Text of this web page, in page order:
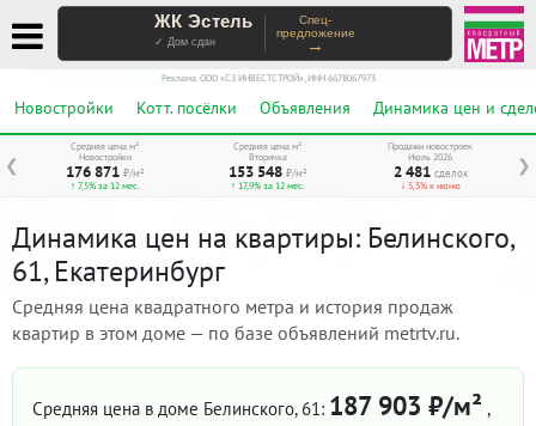
ЖК Эстель
✓ Дом сдан
Спец-
предложение
→
Реклама. ООО «СЗ ИНВЕСТСТРОЙ», ИНН 6678067973
Новостройки Котт. посёлки Объявления Динамика цен и
❮ ❯
Средняя цена м²
Новостройки
176 871 ₽/м²
↑ 7,5% за 12 мес.
Средняя цена м²
Вторичка
153 548 ₽/м²
↑ 17,9% за 12 мес.
Продажи новостроек
Июль 2026
2 481 сделок
↓ 5,3% к июню
Динамика цен на квартиры: Белинского,
61, Екатеринбург
Средняя цена квадратного метра и история продаж
квартир в этом доме — по базе объявлений metrtv.ru.
Средняя цена в доме Белинского, 61: 187 903 ₽/м² ,